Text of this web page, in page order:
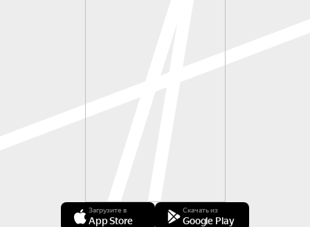
Загрузите в
App Store
Скачать из
Google Play